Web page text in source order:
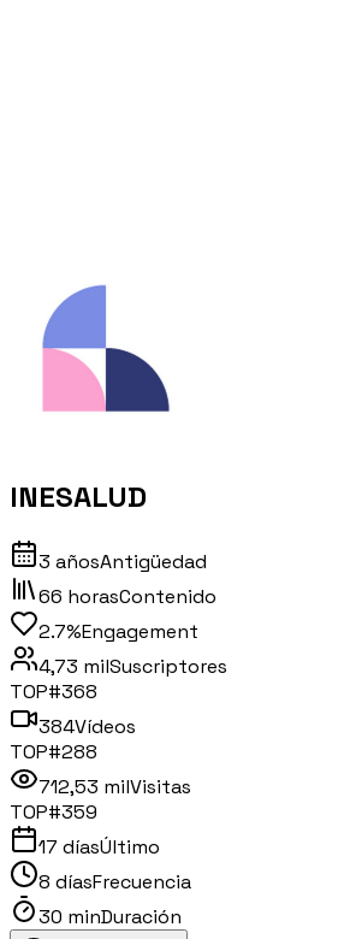
INESALUD
3 añosAntigüedad
66 horasContenido
2.7%Engagement
4,73 milSuscriptores
TOP#368
384Vídeos
TOP#288
712,53 milVisitas
TOP#359
17 díasÚltimo
8 díasFrecuencia
30 minDuración